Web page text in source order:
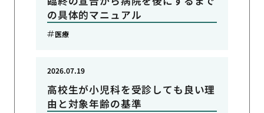
の具体的マニュアル
医療
高校生が小児科を受診しても良い理
由と対象年齢の基準
2026.07.19